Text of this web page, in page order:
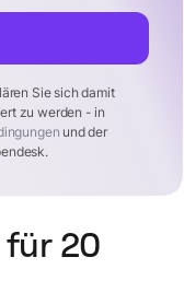
Sie sich damit
zu werden - in
und der
20